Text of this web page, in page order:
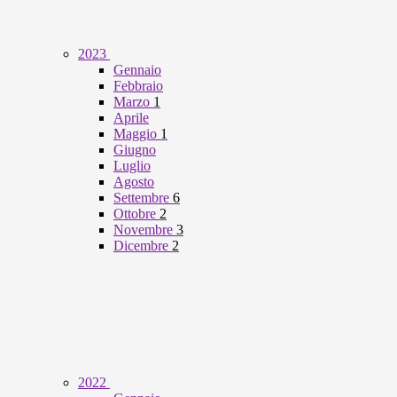
2023
Gennaio
Febbraio
Marzo 1
Aprile
Maggio 1
Giugno
Luglio
Agosto
Settembre 6
Ottobre 2
Novembre 3
Dicembre 2
2022